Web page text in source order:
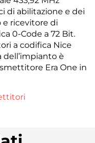
di abilitazione e dei
ricevitore di
0-Code a 72 Bit.
a codifica Nice
dell’impianto è
Era One in